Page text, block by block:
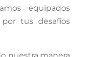
equipados
tus desafíos
nuestra manera